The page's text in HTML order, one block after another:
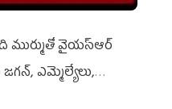
ముర్ముతో వైయ‌స్ఆర్
ఎమ్మెల్యేలు,